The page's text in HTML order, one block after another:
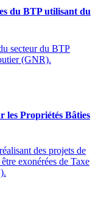
du BTP utilisant du
secteur du BTP
(GNR).
les Propriétés Bâties
des projets de
exonérées de Taxe